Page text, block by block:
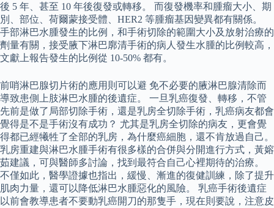
後 5 年、甚至 10 年後復發或轉移。 而復發機率和腫瘤大小、期
別、部位、荷爾蒙接受體、HER2 等腫瘤基因變異都有關係。
手部淋巴水腫發生的比例，和手術切除的範圍大小及放射治療的
劑量有關，接受腋下淋巴廓清手術的病人發生水腫的比例較高，
文獻上報告發生的比例從 10-50% 都有。
前哨淋巴腺切片術的應用則可以避 免不必要的腋淋巴腺清除而
導致患側上肢淋巴水腫的後遺症。 一旦乳癌復發、轉移，不管
先前是做了局部切除手術，還是乳房全切除手術，乳癌病友都會
覺得是不是手術沒有成功？ 尤其是乳房全切除的病友，更會覺
得都已經犧牲了全部的乳房，為什麼癌細胞，還不肯放過自己。
乳房重建與淋巴水腫手術有很多樣的合併與分開進行方式，黃嫆
茹建議，可與醫師多討論，找到最符合自己心裡期待的治療。
不僅如此，醫學證據也指出，緩慢、漸進的復健訓練，除了提升
肌肉力量，還可以降低淋巴水腫惡化的風險。 乳癌手術後遺症
以前會教導患者不要動乳癌開刀的那隻手，現在則要說，注意皮